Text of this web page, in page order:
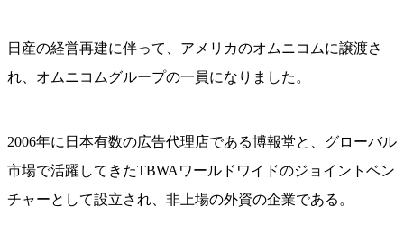
日産の経営再建に伴って、アメリカのオムニコムに譲渡さ
れ、オムニコムグループの一員になりました。
2006年に日本有数の広告代理店である博報堂と、グローバル
市場で活躍してきたTBWAワールドワイドのジョイントベン
チャーとして設立され、非上場の外資の企業である。